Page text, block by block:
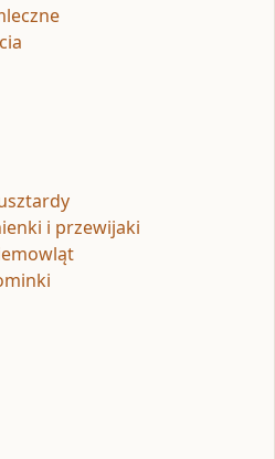
i przewijaki